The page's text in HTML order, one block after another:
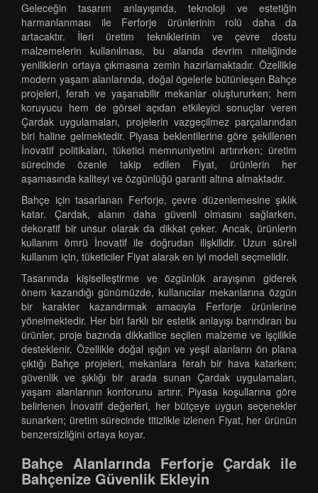
Geleceğin tasarım anlayışında, teknoloji ve estetiğin
harmanlanması ile Ferforje ürünlerinin rolü daha da
artacaktır. İleri üretim tekniklerinin ve çevre dostu
malzemelerin kullanılması, bu alanda devrim niteliğinde
yeniliklerin ortaya çıkmasına zemin hazırlamaktadır. Özellikle
modern yaşam alanlarında, doğal ögelerle bütünleşen Bahçe
projeleri, ferah ve yaşanabilir mekanlar oluştururken; hem
koruyucu hem de görsel açıdan etkileyici sonuçlar veren
Çardak uygulamaları, projelerin vazgeçilmez parçalarından
biri haline gelmektedir. Piyasa beklentilerine göre şekillenen
İnovatif politikaları, tüketici memnuniyetini artırırken; üretim
sürecinde özenle takip edilen Fiyat, ürünlerin her
aşamasında kaliteyi ve özgünlüğü garanti altına almaktadır.
Bahçe için tasarlanan Ferforje, çevre düzenlemesine şıklık
katar. Çardak, alanın daha güvenli olmasını sağlarken,
dekoratif bir unsur olarak da dikkat çeker. Ancak, ürünlerin
kullanım ömrü İnovatif ile doğrudan ilişkilidir. Uzun süreli
kullanım için, tüketiciler Fiyat alarak en iyi modeli seçmelidir.
Tasarımda kişiselleştirme ve özgünlük arayışının giderek
önem kazandığı günümüzde, kullanıcılar mekanlarına özgün
bir karakter kazandırmak amacıyla Ferforje ürünlerine
yönelmektedir. Her biri farklı bir estetik anlayışı barındıran bu
ürünler, proje bazında dikkatlice seçilen malzeme ve işçilikle
desteklenir. Özellikle doğal ışığın ve yeşil alanların ön plana
çıktığı Bahçe projeleri, mekanlara ferah bir hava katarken;
güvenlik ve şıklığı bir arada sunan Çardak uygulamaları,
yaşam alanlarının konforunu artırır. Piyasa koşullarına göre
belirlenen İnovatif değerleri, her bütçeye uygun seçenekler
sunarken; üretim sürecinde titizlikle izlenen Fiyat, her ürünün
benzersizliğini ortaya koyar.
Bahçe Alanlarında Ferforje Çardak ile
Bahçenize Güvenlik Ekleyin